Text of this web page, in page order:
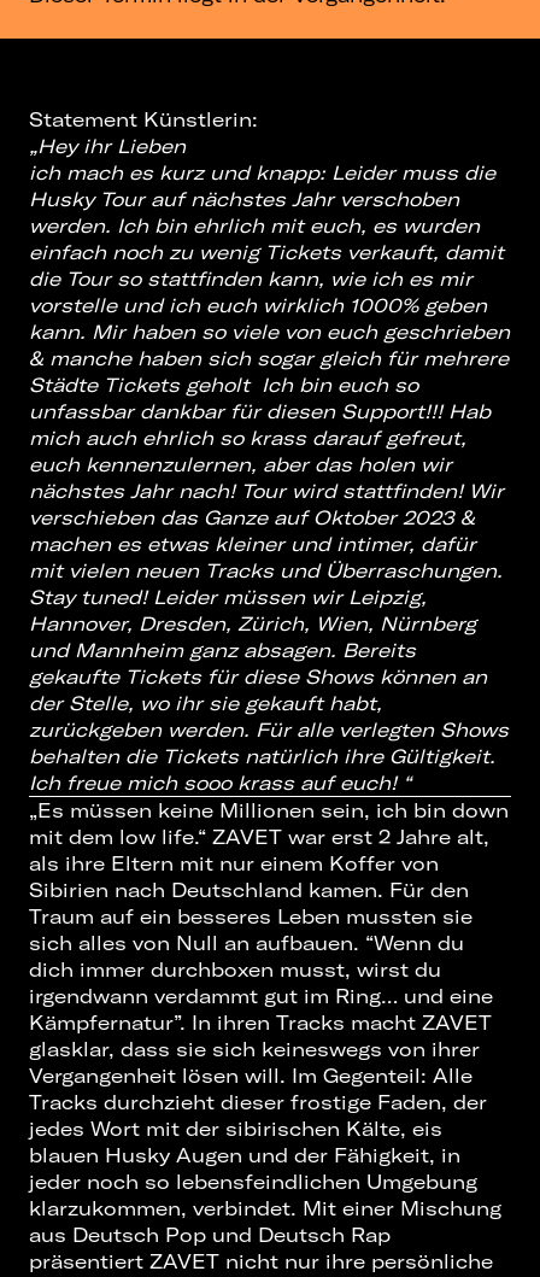
Statement Künstlerin:
„Hey ihr Lieben
ich mach es kurz und knapp: Leider muss die
Husky Tour auf nächstes Jahr verschoben
werden. Ich bin ehrlich mit euch, es wurden
einfach noch zu wenig Tickets verkauft, damit
die Tour so stattfinden kann, wie ich es mir
vorstelle und ich euch wirklich 1000% geben
kann. Mir haben so viele von euch geschrieben
& manche haben sich sogar gleich für mehrere
Städte Tickets geholt Ich bin euch so
unfassbar dankbar für diesen Support!!! Hab
mich auch ehrlich so krass darauf gefreut,
euch kennenzulernen, aber das holen wir
nächstes Jahr nach! Tour wird stattfinden! Wir
verschieben das Ganze auf Oktober 2023 &
machen es etwas kleiner und intimer, dafür
mit vielen neuen Tracks und Überraschungen.
Stay tuned! Leider müssen wir Leipzig,
Hannover, Dresden, Zürich, Wien, Nürnberg
und Mannheim ganz absagen. Bereits
gekaufte Tickets für diese Shows können an
der Stelle, wo ihr sie gekauft habt,
zurückgeben werden. Für alle verlegten Shows
behalten die Tickets natürlich ihre Gültigkeit.
Ich freue mich sooo krass auf euch! “
„Es müssen keine Millionen sein, ich bin down
mit dem low life.“ ZAVET war erst 2 Jahre alt,
als ihre Eltern mit nur einem Koffer von
Sibirien nach Deutschland kamen. Für den
Traum auf ein besseres Leben mussten sie
sich alles von Null an aufbauen. “Wenn du
dich immer durchboxen musst, wirst du
irgendwann verdammt gut im Ring… und eine
Kämpfernatur”. In ihren Tracks macht ZAVET
glasklar, dass sie sich keineswegs von ihrer
Vergangenheit lösen will. Im Gegenteil: Alle
Tracks durchzieht dieser frostige Faden, der
jedes Wort mit der sibirischen Kälte, eis
blauen Husky Augen und der Fähigkeit, in
jeder noch so lebensfeindlichen Umgebung
klarzukommen, verbindet. Mit einer Mischung
aus Deutsch Pop und Deutsch Rap
präsentiert ZAVET nicht nur ihre persönliche